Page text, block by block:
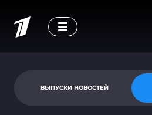
ВЫПУСКИ НОВОСТЕЙ